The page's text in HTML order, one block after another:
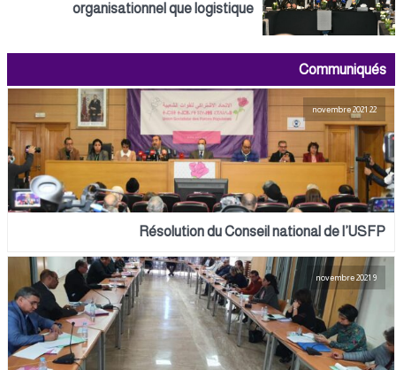
organisationnel que logistique
Communiqués
22 novembre 2021
Résolution du Conseil national de l’USFP